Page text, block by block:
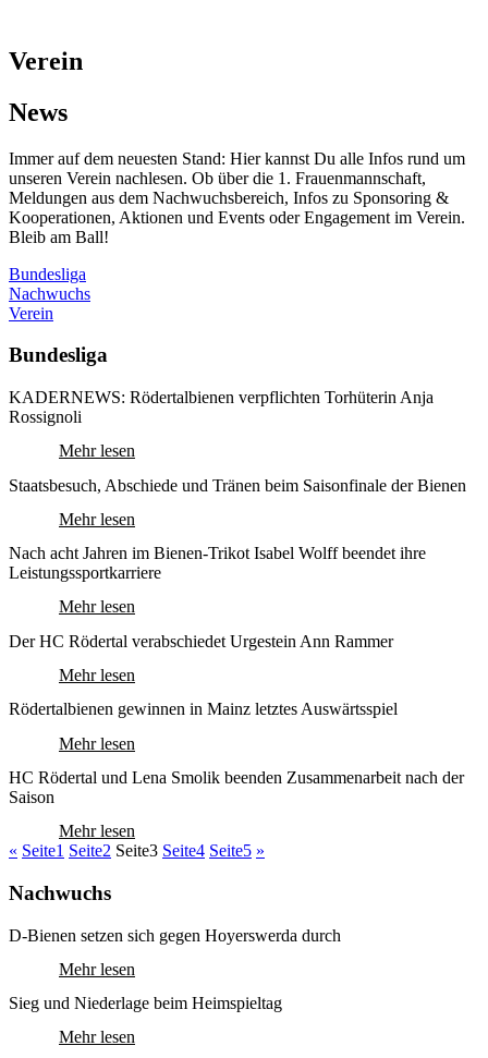
Verein
News
Immer auf dem neuesten Stand: Hier kannst Du alle Infos rund um
unseren Verein nachlesen. Ob über die 1. Frauenmannschaft,
Meldungen aus dem Nachwuchsbereich, Infos zu Sponsoring &
Kooperationen, Aktionen und Events oder Engagement im Verein.
Bleib am Ball!
Bundesliga
Nachwuchs
Verein
Bundesliga
KADERNEWS: Rödertalbienen verpflichten Torhüterin Anja
Rossignoli
Mehr lesen
Staatsbesuch, Abschiede und Tränen beim Saisonfinale der Bienen
Mehr lesen
Nach acht Jahren im Bienen-Trikot Isabel Wolff beendet ihre
Leistungssportkarriere
Mehr lesen
Der HC Rödertal verabschiedet Urgestein Ann Rammer
Mehr lesen
Rödertalbienen gewinnen in Mainz letztes Auswärtsspiel
Mehr lesen
HC Rödertal und Lena Smolik beenden Zusammenarbeit nach der
Saison
Mehr lesen
« Seite1 Seite2 Seite3 Seite4 Seite5 »
Nachwuchs
D-Bienen setzen sich gegen Hoyerswerda durch
Mehr lesen
Sieg und Niederlage beim Heimspieltag
Mehr lesen